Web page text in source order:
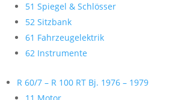
51 Spiegel & Schlösser
52 Sitzbank
61 Fahrzeugelektrik
62 Instrumente
R 60/7 – R 100 RT Bj. 1976 – 1979